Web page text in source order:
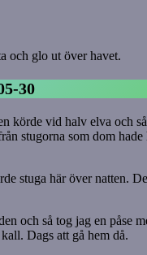
och glo ut över havet.
30
körde vid halv elva och
stugorna som dom
stuga här över natten.
och så tog jag en påse
Dags att gå hem då.